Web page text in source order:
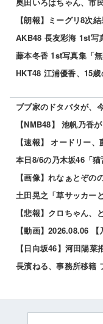
奥田いろはちゃん、市
【朗報】ミーグリ8次
AKB48 長友彩海 1st写
藤本冬香 1st写真集「無
HKT48 江浦優香、15歳
ブブ家のドタバタが、
【NMB48】 池帆乃香
【速報】 オードリー
本日8/6の乃木坂46「
【悲報】クロちゃん
【日向坂46】河田陽
長濱ねる、事務所移籍